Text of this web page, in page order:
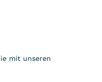
mit unseren